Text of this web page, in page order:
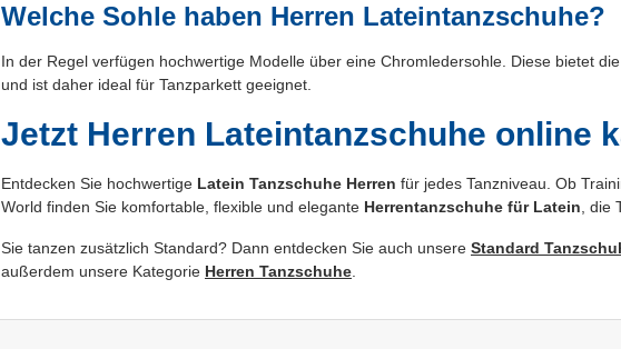
Welche Sohle haben Herren Lateintanzschuhe?
In der Regel verfügen hochwertige Modelle über eine Chromledersohle. Diese bietet
und ist daher ideal für Tanzparkett geeignet.
Jetzt Herren Lateintanzschuhe online
Entdecken Sie hochwertige Latein Tanzschuhe Herren für jedes Tanzniveau. Ob
World finden Sie komfortable, flexible und elegante Herrentanzschuhe für Latein ,
Sie tanzen zusätzlich Standard? Dann entdecken Sie auch unsere Standard
außerdem unsere Kategorie Herren Tanzschuhe